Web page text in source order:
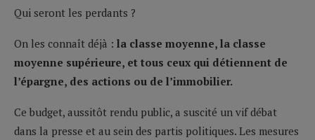
Qui seront les perdants ?
On les connaît déjà : la classe moyenne, la classe
moyenne supérieure, et tous ceux qui détiennent de
l’épargne, des actions ou de l’immobilier.
Ce budget, aussitôt rendu public, a suscité un vif débat
dans la presse et au sein des partis politiques. Les mesures